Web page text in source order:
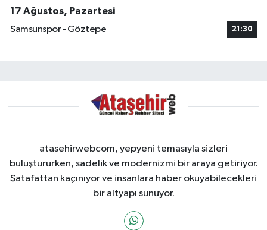
17 Ağustos, Pazartesi
Samsunspor - Göztepe
21:30
atasehirwebcom, yepyeni temasıyla sizleri
buluştururken, sadelik ve modernizmi bir araya getiriyor.
Şatafattan kaçınıyor ve insanlara haber okuyabilecekleri
bir altyapı sunuyor.